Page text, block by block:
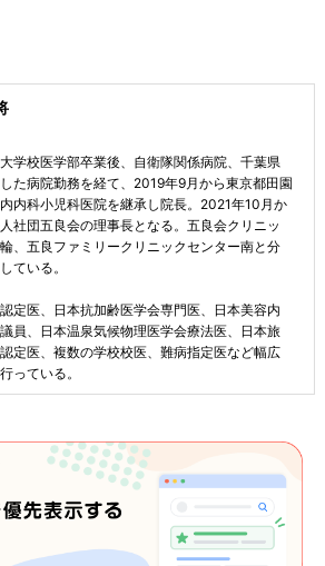
学校医学部卒業後、自衛隊関係病院、千葉県
た病院勤務を経て、2019年9月から東京都田園
内科小児科医院を継承し院長。2021年10月か
社団五良会の理事長となる。五良会クリニッ
、五良ファミリークリニックセンター南と分
ている。
定医、日本抗加齢医学会専門医、日本美容内
員、日本温泉気候物理医学会療法医、日本旅
定医、複数の学校校医、難病指定医など幅広
っている。